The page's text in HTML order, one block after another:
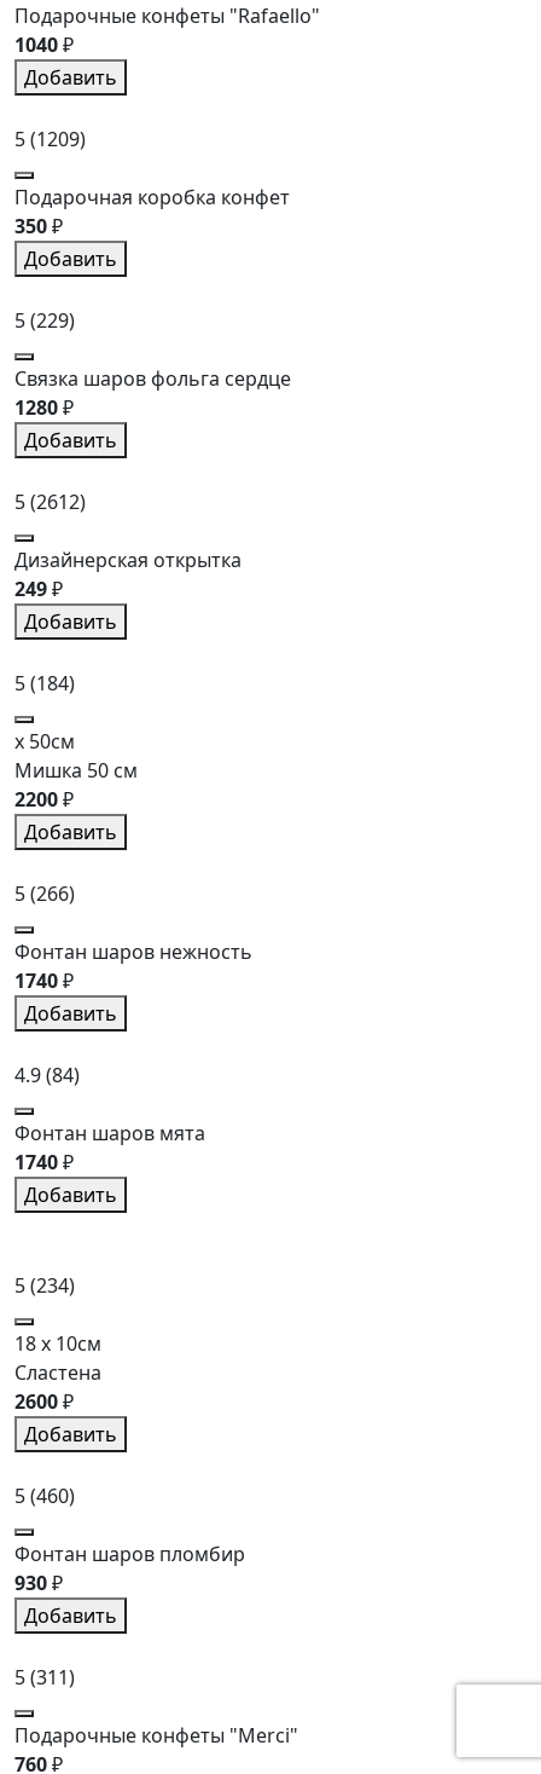
Подарочные конфеты "Rafaello"
1040₽
Добавить
5(1209)
Подарочная коробка конфет
350₽
Добавить
5(229)
Связка шаров фольга сердце
1280₽
Добавить
5(2612)
Дизайнерская открытка
249₽
Добавить
5(184)
x 50см
Мишка 50 см
2200₽
Добавить
5(266)
Фонтан шаров нежность
1740₽
Добавить
4.9(84)
Фонтан шаров мята
1740₽
Добавить
5(234)
18 x 10см
Сластена
2600₽
Добавить
5(460)
Фонтан шаров пломбир
930₽
Добавить
5(311)
Подарочные конфеты "Merci"
760₽